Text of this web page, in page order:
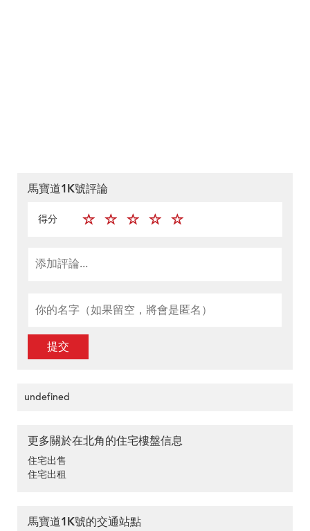
馬寶道1K號評論
得分
提交
undefined
更多關於在北角的住宅樓盤信息
住宅出售
住宅出租
馬寶道1K號的交通站點